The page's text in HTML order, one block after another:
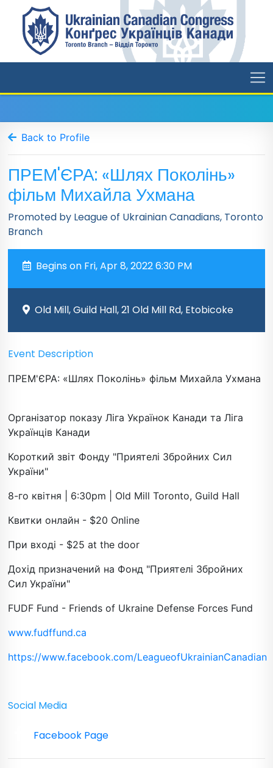
Back to Profile
ПРЕМ'ЄРА: «Шлях Поколінь»
фільм Михайла Ухмана
Promoted by League of Ukrainian Canadians, Toronto
Branch
Begins on Fri, Apr 8, 2022 6:30 PM
Old Mill, Guild Hall, 21 Old Mill Rd, Etobicoke
Event Description
ПРЕМ'ЄРА: «Шлях Поколінь» фільм Михайла Ухмана
Організатор показу Ліга Українок Канади та Ліга
Українців Канади
Короткий звіт Фонду "Приятелі Збройних Сил
України"
8-го квітня | 6:30pm | Old Mill Toronto, Guild Hall
Квитки онлайн - $20 Online
При вході - $25 at the door
Дохід призначений на Фонд "Приятелі Збройних
Сил України"
FUDF Fund - Friends of Ukraine Defense Forces Fund
www.fudffund.ca
https://www.facebook.com/LeagueofUkrainianCanadian
Social Media
Facebook Page